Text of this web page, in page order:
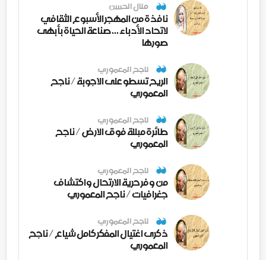
منال الحسن
نافذة من المهجر الأسبوع الثقافي
لاتحاد الأدباء ... صناعة الحياة بأبهى
صورها
ناجح المعموري
الريح تسطو على الاجوبة / ناجح
المعموري
ناجح المعموري
طائرة مبللة فوق الارض / ناجح
المعموري
ناجح المعموري
من وفر حرية الارتحال واكتشاف
جغرافيات / ناجح المعموري
ناجح المعموري
ذكرى اغتيال المفكر كامل شياع / ناجح
المعموري